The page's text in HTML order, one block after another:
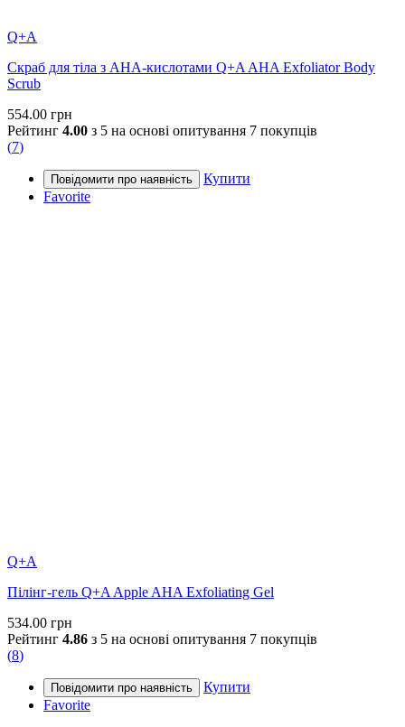
Q+A
Скраб для тіла з AHA-кислотами Q+A AHA Exfoliator Body
Scrub
554.00 грн
Рейтинг 4.00 з 5 на основі опитування 7 покупців
(7)
Купити
Favorite
Q+A
Пілінг-гель Q+A Apple AHA Exfoliating Gel
534.00 грн
Рейтинг 4.86 з 5 на основі опитування 7 покупців
(8)
Купити
Favorite